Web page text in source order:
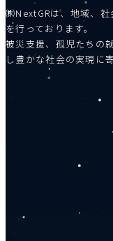
㈱NextGRは、地域、
を行っております。
被災支援、孤児たちの
し豊かな社会の実現に